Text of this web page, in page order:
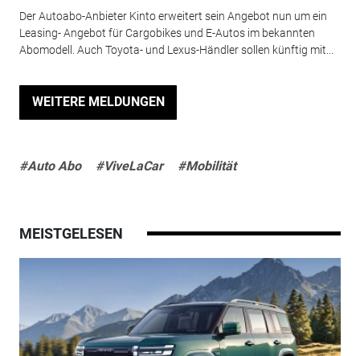
Der Autoabo-Anbieter Kinto erweitert sein Angebot nun um ein
Leasing- Angebot für Cargobikes und E-Autos im bekannten
Abomodell. Auch Toyota- und Lexus-Händler sollen künftig mit...
WEITERE MELDUNGEN
#Auto Abo #ViveLaCar #Mobilität
MEISTGELESEN